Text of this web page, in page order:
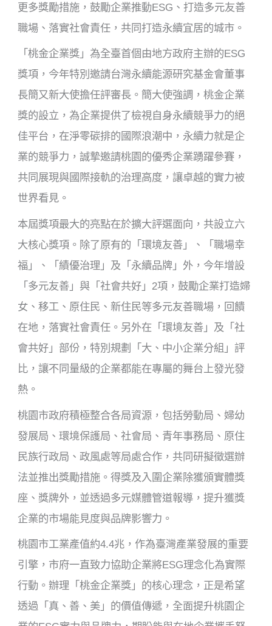
更多獎勵措施，鼓勵企業推動ESG、打造多元友善
職場、落實社會責任，共同打造永續宜居的城市。
「桃金企業獎」為全臺首個由地方政府主辦的ESG
獎項，今年特別邀請台灣永續能源研究基金會董事
長簡又新大使擔任評審長。簡大使強調，桃金企業
獎的設立，為企業提供了檢視自身永續競爭力的絕
佳平台，在淨零碳排的國際浪潮中，永續力就是企
業的競爭力，誠摯邀請桃園的優秀企業踴躍參賽，
共同展現與國際接軌的治理高度，讓卓越的實力被
世界看見。
本屆獎項最大的亮點在於擴大評選面向，共設立六
大核心獎項。除了原有的「環境友善」、「職場幸
福」、「績優治理」及「永續品牌」外，今年增設
「多元友善」與「社會共好」2項，鼓勵企業打造婦
女、移工、原住民、新住民等多元友善職場，回饋
在地，落實社會責任。另外在「環境友善」及「社
會共好」部份，特別規劃「大、中小企業分組」評
比，讓不同量級的企業都能在專屬的舞台上發光發
熱。
桃園市政府積極整合各局資源，包括勞動局、婦幼
發展局、環境保護局、社會局、青年事務局、原住
民族行政局、政風處等局處合作，共同研擬徵選辦
法並推出獎勵措施。得獎及入圍企業除獲頒實體獎
座、獎牌外，並透過多元媒體管道報導，提升獲獎
企業的市場能見度與品牌影響力。
桃園市工業產值約4.4兆，作為臺灣產業發展的重要
引擎，市府一直致力協助企業將ESG理念化為實際
行動。辦理「桃金企業獎」的核心理念，正是希望
透過「真、善、美」的價值傳遞，全面提升桃園企